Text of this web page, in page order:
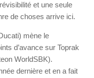
et une seule
de choses arrive ici.
mène le
d’avance sur Toprak
WorldSBK).
dernière et en a fait